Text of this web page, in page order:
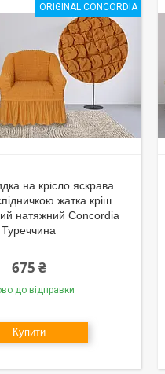
ORIGINAL CONCORDIA
на крісло яскрава
жатка кріш
натяжний Concordia
Туреччина
675 ₴
до відправки
Купити